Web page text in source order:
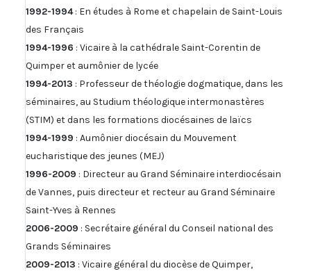
1992-1994: En études à Rome et chapelain de Saint-Louis
des Français
1994-1996 : Vicaire à la cathédrale Saint-Corentin de
Quimper et aumônier de lycée
1994-2013 : Professeur de théologie dogmatique, dans les
séminaires, au Studium théologique intermonastères
(STIM) et dans les formations diocésaines de laïcs
1994-1999 : Aumônier diocésain du Mouvement
eucharistique des jeunes (MEJ)
1996-2009 : Directeur au Grand Séminaire interdiocésain
de Vannes, puis directeur et recteur au Grand Séminaire
Saint-Yves à Rennes
2006-2009 : Secrétaire général du Conseil national des
Grands Séminaires
2009-2013 : Vicaire général du diocèse de Quimper,